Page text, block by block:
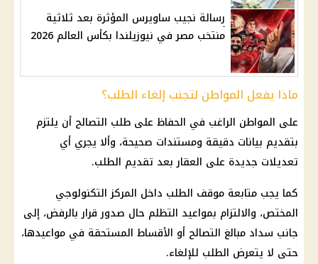
رسالة نجيب ساويرس المؤثرة بعد ثلاثية
منتخب مصر في نيوزيلندا بكأس العالم 2026
ماذا يفعل المواطن لتجنب إلغاء الطلب؟
على المواطن الراغب في الحفاظ على طلب التصالح أن يلتزم
بتقديم بيانات دقيقة ومستندات صحيحة، وألا يجري أي
تعديلات جديدة على العقار بعد تقديم الطلب.
كما يجب متابعة موقف الطلب داخل المركز التكنولوجي
المختص، والالتزام بمواعيد التظلم حال صدور قرار بالرفض، إلى
جانب سداد مبالغ التصالح أو الأقساط المستحقة في مواعيدها،
حتى لا يتعرض الطلب للإلغاء.